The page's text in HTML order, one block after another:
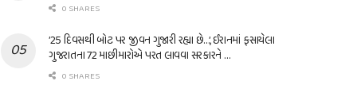
0 SHARES
’25 દિવસથી બોટ પર જીવન ગુજારી રહ્યા છે…’, ઈરાનમાં ફસાયેલા
ગુજરાતના 72 માછીમારોએ પરત લાવવા સરકારને …
0 SHARES